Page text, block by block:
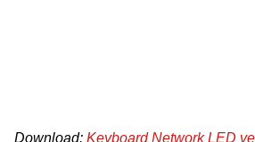
Download: Keyboard Network LED